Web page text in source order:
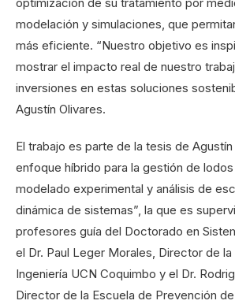
optimización de su tratamiento por
modelación y simulaciones, que
más eficiente. “Nuestro objetivo es
mostrar el impacto real de nuestro
inversiones en estas soluciones
Agustín Olivares.
El trabajo es parte de la tesis de
enfoque híbrido para la gestión de
modelado experimental y análisis de
dinámica de sistemas”, la que es
profesores guía del Doctorado en
el Dr. Paul Leger Morales, Director de la
Ingeniería UCN Coquimbo y el Dr.
Director de la Escuela de Prevención